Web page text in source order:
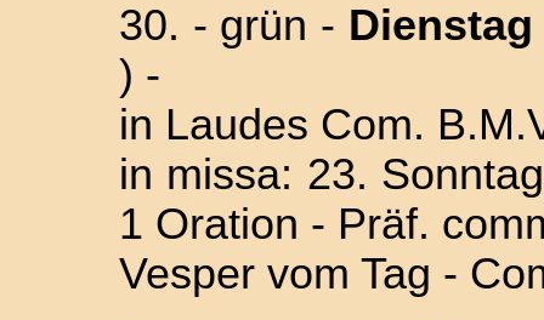
30. - grün - Dienstag
) -
in Laudes Com.
in missa: 23.
1 Oration - Präf.
Vesper vom Tag -